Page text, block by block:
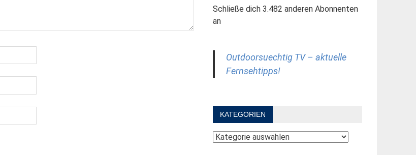
Schließe dich 3.482 anderen Abonnenten
an
Outdoorsuechtig TV – aktuelle
Fernsehtipps!
KATEGORIEN
Kategorien